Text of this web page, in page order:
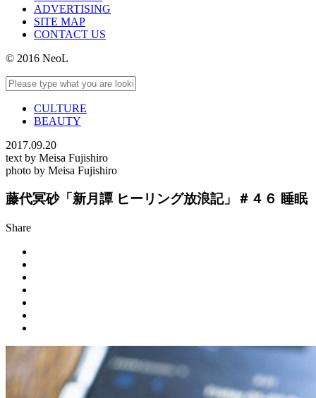
ADVERTISING
SITE MAP
CONTACT US
© 2016 NeoL
CULTURE
BEAUTY
2017.09.20
text by Meisa Fujishiro
photo by Meisa Fujishiro
藤代冥砂「新月譚 ヒーリング放浪記」＃４６ 睡眠
Share